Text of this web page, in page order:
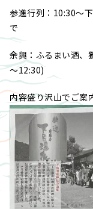
参進行列：10:30～
で
余興：ふるまい酒、
～12:30)
内容盛り沢山でご案